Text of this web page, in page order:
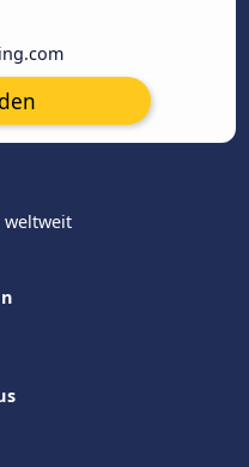
weltweit